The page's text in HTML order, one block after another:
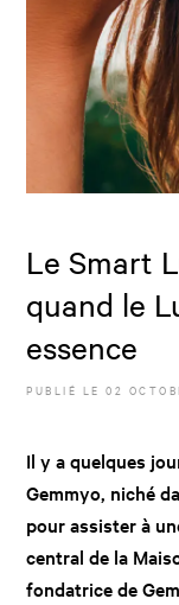
Le Smart
quand le
essence
PUBLIÉ LE02
Il y a quelques
Gemmyo, niché
pour assister à
central de la
fondatrice de